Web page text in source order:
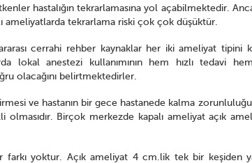
hastalığın tekrarlamasına yol açabilmektedir.
ameliyatlarda tekrarlama riski çok çok düşüktür.
cerrahi rehber kaynaklar her iki ameliyat tipini
lokal anestezi kullanımının hem hızlı tedavi
olacağını belirtmektedirler.
ve hastanın bir gece hastanede kalma
Birçok merkezde kapalı ameliyat açık
farkı yoktur. Açık ameliyat 4 cm.lik tek bir keşiden